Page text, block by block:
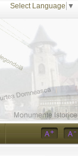
Select Language ▼